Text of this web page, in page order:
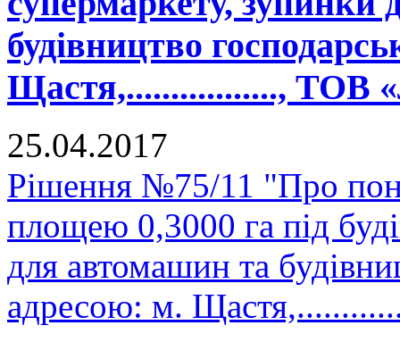
будівництво
Щастя,................., ТОВ
25.04.2017
Рішення №75/11 "Про
площею 0,3000 га під
для автомашин та
адресою: м.